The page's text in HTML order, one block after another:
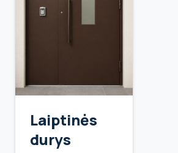
Laiptinės
durys